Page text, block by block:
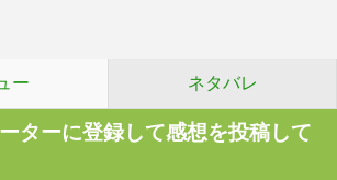
ー ネタバレ
ターに登録して感想を投稿して